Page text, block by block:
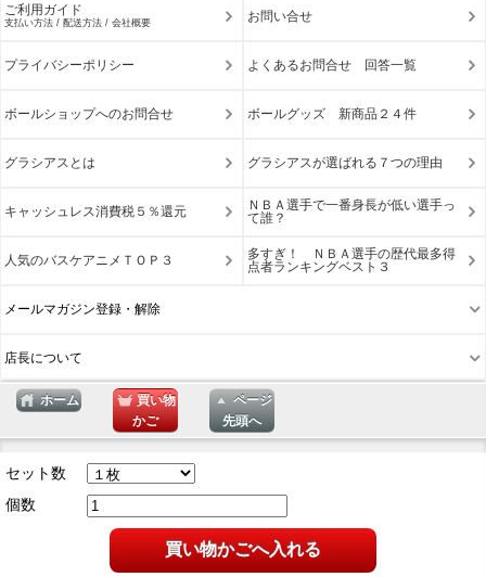
セット数
個数
買い物かごへ入れる
ご利用ガイド
支払い方法 / 配送方法 / 会社概要 お問い合せ
プライバシーポリシー よくあるお問合せ 回答一覧
ボールショップへのお問合せ ボールグッズ 新商品２４件
グラシアスとは グラシアスが選ばれる７つの理由
キャッシュレス消費税５％還元
ＮＢＡ選手で一番身長が低い選手っ
て誰？
人気のバスケアニメＴＯＰ３
多すぎ！ ＮＢＡ選手の歴代最多得
点者ランキングベスト３
メールマガジン登録・解除
店長について
ホーム
買い物
かご
ページ
先頭へ
表示切替 : スマートフォン |